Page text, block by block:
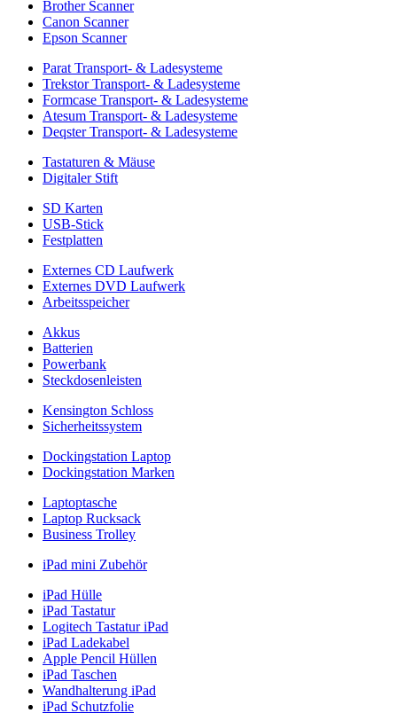
Brother Scanner
Canon Scanner
Epson Scanner
Parat Transport- & Ladesysteme
Trekstor Transport- & Ladesysteme
Formcase Transport- & Ladesysteme
Atesum Transport- & Ladesysteme
Deqster Transport- & Ladesysteme
Tastaturen & Mäuse
Digitaler Stift
SD Karten
USB-Stick
Festplatten
Externes CD Laufwerk
Externes DVD Laufwerk
Arbeitsspeicher
Akkus
Batterien
Powerbank
Steckdosenleisten
Kensington Schloss
Sicherheitssystem
Dockingstation Laptop
Dockingstation Marken
Laptoptasche
Laptop Rucksack
Business Trolley
iPad mini Zubehör
iPad Hülle
iPad Tastatur
Logitech Tastatur iPad
iPad Ladekabel
Apple Pencil Hüllen
iPad Taschen
Wandhalterung iPad
iPad Schutzfolie